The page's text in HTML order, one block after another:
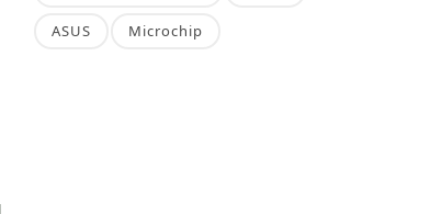
ASUS Microchip